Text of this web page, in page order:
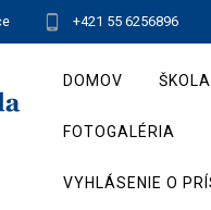
+421 55 6256896
DOMOV ŠKOLA
FOTOGALÉRIA
VYHLÁSENIE O